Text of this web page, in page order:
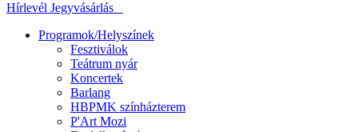
Hírlevél Jegyvásárlás
Programok/Helyszínek
Fesztiválok
Teátrum nyár
Koncertek
Barlang
HBPMK színházterem
P'Art Mozi